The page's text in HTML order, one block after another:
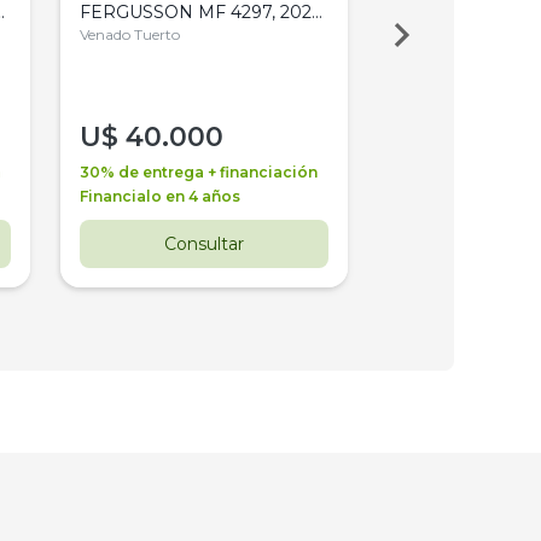
FERGUSSON MF 4297, 2020,
4WD, PATON
Venado Tuerto
U$ 40.000
30% de entrega + financiación
Financialo en 4 años
Consultar
Venado Tuerto